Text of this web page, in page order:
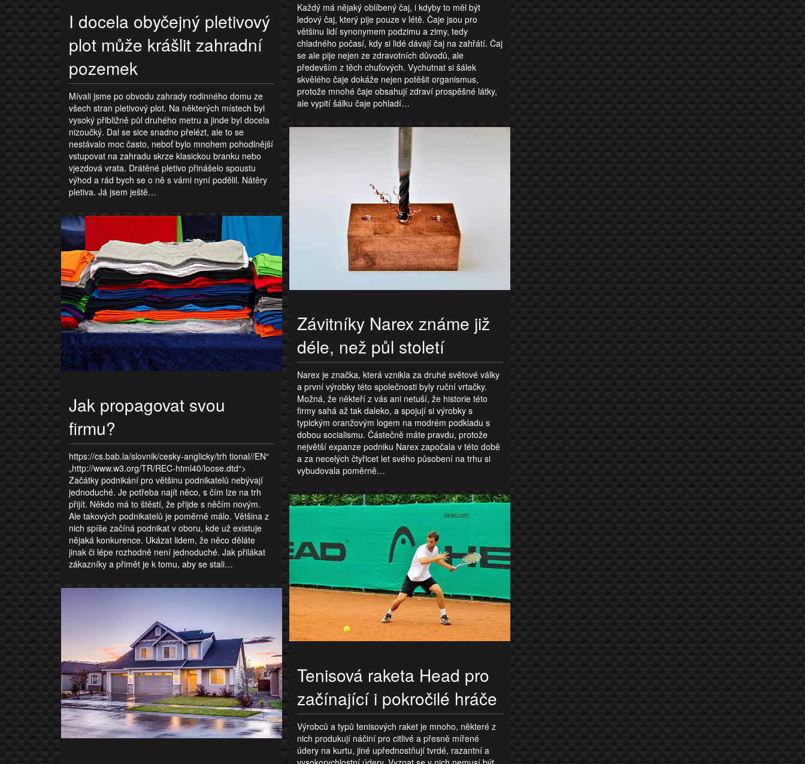
I docela obyčejný pletivový
plot může krášlit zahradní
pozemek
Mívali jsme po obvodu zahrady rodinného domu ze
všech stran pletivový plot. Na některých místech byl
vysoký přibližně půl druhého metru a jinde byl docela
nizoučký. Dal se sice snadno přelézt, ale to se
nestávalo moc často, neboť bylo mnohem pohodlnější
vstupovat na zahradu skrze klasickou branku nebo
vjezdová vrata. Drátěné pletivo přinášelo spoustu
výhod a rád bych se o ně s vámi nyní podělil. Nátěry
pletiva. Já jsem ještě…
Jak propagovat svou
firmu?
https://cs.bab.la/slovnik/cesky-anglicky/trh tional//EN“
„http://www.w3.org/TR/REC-html40/loose.dtd“>
Začátky podnikání pro většinu podnikatelů nebývají
jednoduché. Je potřeba najít něco, s čím lze na trh
přijít. Někdo má to štěstí, že přijde s něčím novým.
Ale takových podnikatelů je poměrně málo. Většina z
nich spíše začíná podnikat v oboru, kde už existuje
nějaká konkurence. Ukázat lidem, že něco děláte
jinak či lépe rozhodně není jednoduché. Jak přilákat
zákazníky a přimět je k tomu, aby se stali…
Každý má nějaký oblíbený čaj, i kdyby to měl být
ledový čaj, který pije pouze v létě. Čaje jsou pro
většinu lidí synonymem podzimu a zimy, tedy
chladného počasí, kdy si lidé dávají čaj na zahřátí. Čaj
se ale pije nejen ze zdravotních důvodů, ale
především z těch chuťových. Vychutnat si šálek
skvělého čaje dokáže nejen potěšit organismus,
protože mnohé čaje obsahují zdraví prospěšné látky,
ale vypití šálku čaje pohladí…
Závitníky Narex známe již
déle, než půl století
Narex je značka, která vznikla za druhé světové války
a první výrobky této společnosti byly ruční vrtačky.
Možná, že někteří z vás ani netuší, že historie této
firmy sahá až tak daleko, a spojují si výrobky s
typickým oranžovým logem na modrém podkladu s
dobou socialismu. Částečně máte pravdu, protože
největší expanze podniku Narex započala v této době
a za necelých čtyřicet let svého působení na trhu si
vybudovala poměrně…
Tenisová raketa Head pro
začínající i pokročilé hráče
Výrobců a typů tenisových raket je mnoho, některé z
nich produkují náčiní pro citlivé a přesně mířené
údery na kurtu, jiné upřednostňují tvrdé, razantní a